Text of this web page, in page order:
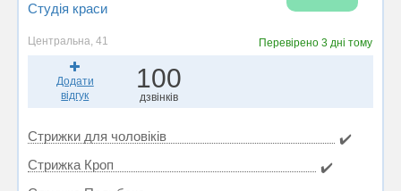
Студія краси
Центральна, 41 Перевірено3 дні тому
Додати
відгук
100
дзвінків
Стрижки для чоловіків
✔️
Стрижка Кроп
✔️